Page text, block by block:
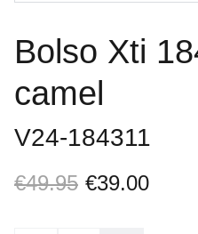
Bolso Xti
camel
V24-184311
€49.95 €39.00